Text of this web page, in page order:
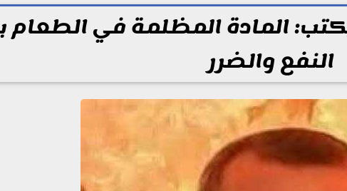
المادة المظلمة في الطعام
النفع والضرر